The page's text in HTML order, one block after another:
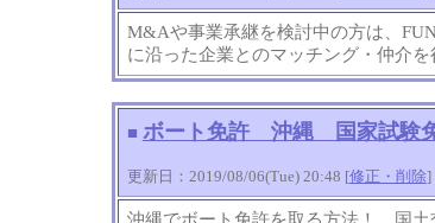
M&Aや事業承継を検討中の方は、
に沿った企業とのマッチング・仲介
■ ボート免許 沖縄 国家試験
更新日：2019/08/06(Tue) 20:48 [修正・削除]